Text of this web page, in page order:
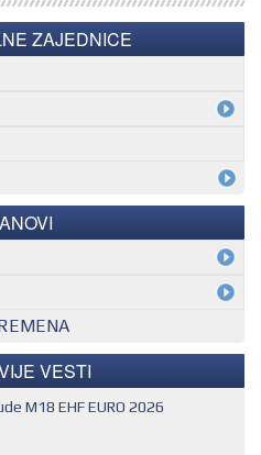
ZAJEDNICE
VESTI
M18 EHF EURO 2026